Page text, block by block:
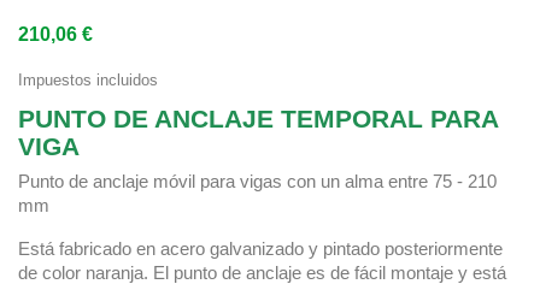
210,06 €
Impuestos incluidos
PUNTO DE ANCLAJE TEMPORAL PARA
VIGA
Punto de anclaje móvil para vigas con un alma entre 75 - 210
mm
Está fabricado en acero galvanizado y pintado posteriormente
de color naranja. El punto de anclaje es de fácil montaje y está